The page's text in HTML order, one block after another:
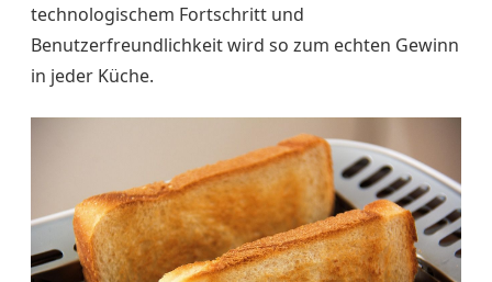
technologischem Fortschritt und
Benutzerfreundlichkeit wird so zum echten Gewinn
in jeder Küche.